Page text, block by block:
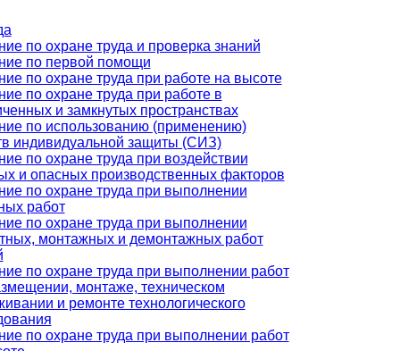
по охране труда и проверка знаний
по первой помощи
по охране труда при работе на высоте
по охране труда при работе в
и замкнутых пространствах
по использованию (применению)
индивидуальной защиты (СИЗ)
по охране труда при воздействии
и опасных производственных факторов
по охране труда при выполнении
работ
по охране труда при выполнении
монтажных и демонтажных работ
по охране труда при выполнении работ
монтаже, техническом
и ремонте технологического
по охране труда при выполнении работ